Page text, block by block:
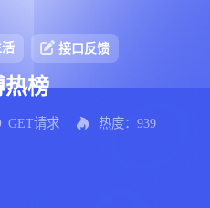
活 接口反馈
热榜
GET请求 热度：939